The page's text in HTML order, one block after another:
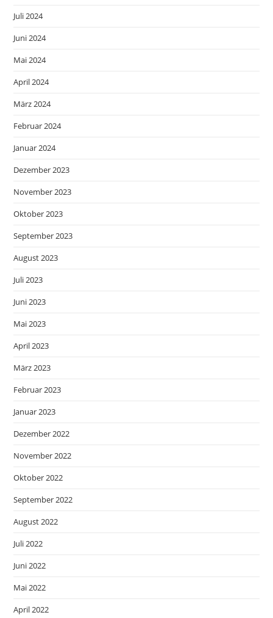
Juli 2024
Juni 2024
Mai 2024
April 2024
März 2024
Februar 2024
Januar 2024
Dezember 2023
November 2023
Oktober 2023
September 2023
August 2023
Juli 2023
Juni 2023
Mai 2023
April 2023
März 2023
Februar 2023
Januar 2023
Dezember 2022
November 2022
Oktober 2022
September 2022
August 2022
Juli 2022
Juni 2022
Mai 2022
April 2022